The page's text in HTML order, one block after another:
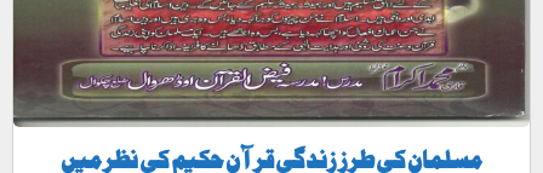
مسلمان کی طرزِ زِندگی قرآن حکیم کی نظر میں